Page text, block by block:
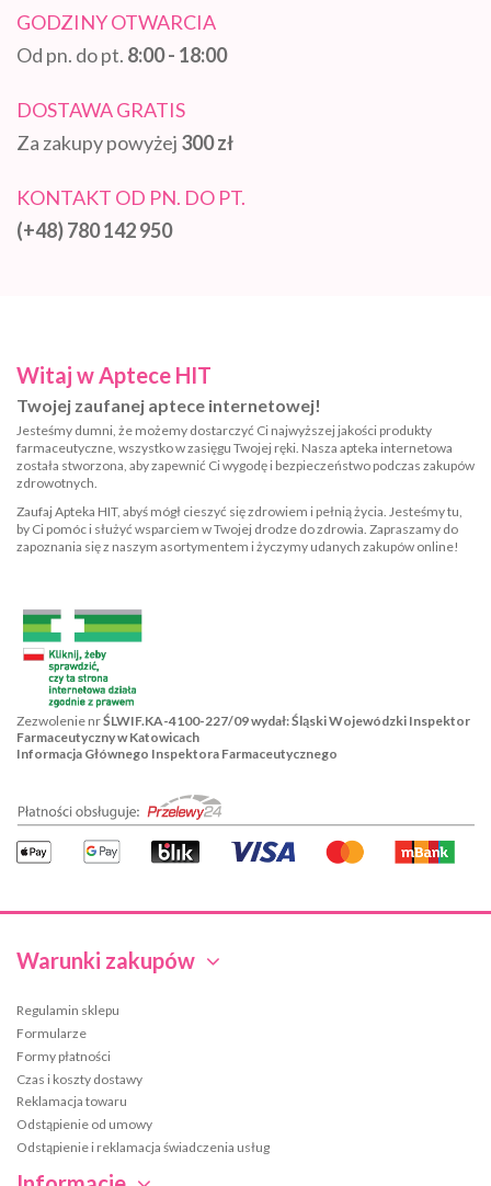
GODZINY OTWARCIA
Od pn. do pt. 8:00 - 18:00
DOSTAWA GRATIS
Za zakupy powyżej 300 zł
KONTAKT OD PN. DO PT.
(+48) 780 142 950
Warunki zakupów
Regulamin sklepu
Formularze
Formy płatności
Czas i koszty dostawy
Reklamacja towaru
Odstąpienie od umowy
Odstąpienie i reklamacja świadczenia usług
Witaj w Aptece HIT
Twojej zaufanej aptece internetowej!
Jesteśmy dumni, że możemy dostarczyć Ci najwyższej jakości produkty
farmaceutyczne, wszystko w zasięgu Twojej ręki. Nasza apteka internetowa
została stworzona, aby zapewnić Ci wygodę i bezpieczeństwo podczas zakupów
zdrowotnych.
Zaufaj Apteka HIT, abyś mógł cieszyć się zdrowiem i pełnią życia. Jesteśmy tu,
by Ci pomóc i służyć wsparciem w Twojej drodze do zdrowia. Zapraszamy do
zapoznania się z naszym asortymentem i życzymy udanych zakupów online!
Zezwolenie nrŚLWIF.KA-4100-227/09 wydał: Śląski Wojewódzki Inspektor
Farmaceutyczny w Katowicach
Informacja Głównego Inspektora Farmaceutycznego